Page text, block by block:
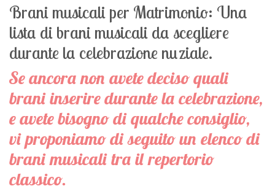
Brani musicali per Matrimonio: Una
lista di brani musicali da scegliere
durante la celebrazione nuziale.
Se ancora non avete deciso quali
brani inserire durante la celebrazione,
e avete bisogno di qualche consiglio,
vi proponiamo di seguito un elenco di
brani musicali tra il repertorio
classico.